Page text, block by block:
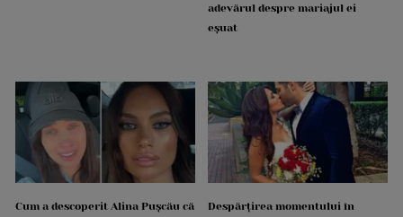
adevărul despre mariajul ei
eșuat
Cum a descoperit Alina Pușcău că
Despărțirea momentului în